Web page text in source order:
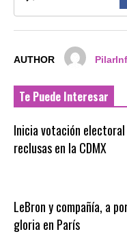
AUTHOR
Te Puede Interesar
Inicia votación
reclusas en la CDMX
LeBron y compañía, a
gloria en París